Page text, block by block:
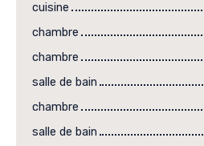
cuisine
chambre
chambre
salle de bain
chambre
salle de bain